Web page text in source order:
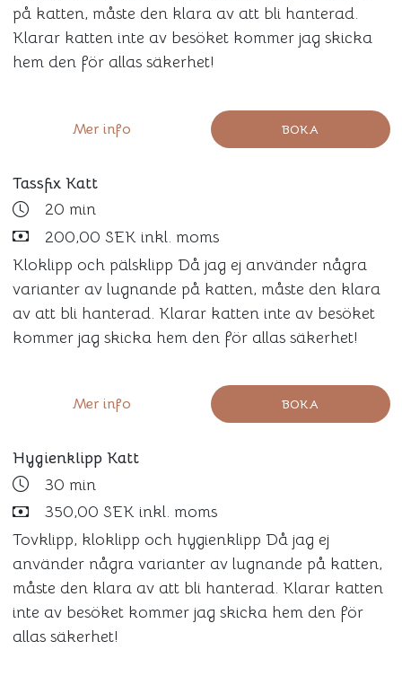
på katten, måste den klara av att bli hanterad.
Klarar katten inte av besöket kommer jag skicka
hem den för allas säkerhet!
BOKA
Mer info
Tassfix Katt
20 min
200,00 SEK inkl. moms
Kloklipp och pälsklipp Då jag ej använder några
varianter av lugnande på katten, måste den klara
av att bli hanterad. Klarar katten inte av besöket
kommer jag skicka hem den för allas säkerhet!
BOKA
Mer info
Hygienklipp Katt
30 min
350,00 SEK inkl. moms
Tovklipp, kloklipp och hygienklipp Då jag ej
använder några varianter av lugnande på katten,
måste den klara av att bli hanterad. Klarar katten
inte av besöket kommer jag skicka hem den för
allas säkerhet!